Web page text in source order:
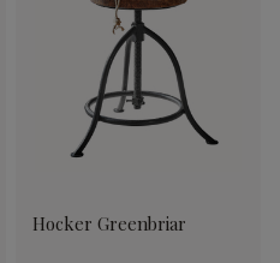
Hocker Greenbriar